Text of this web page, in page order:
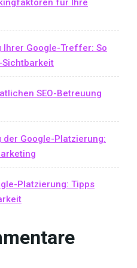
für Ihre
Google-Treffer: So
Sichtbarkeit
SEO-Betreuung
Google-Platzierung:
Platzierung: Tipps